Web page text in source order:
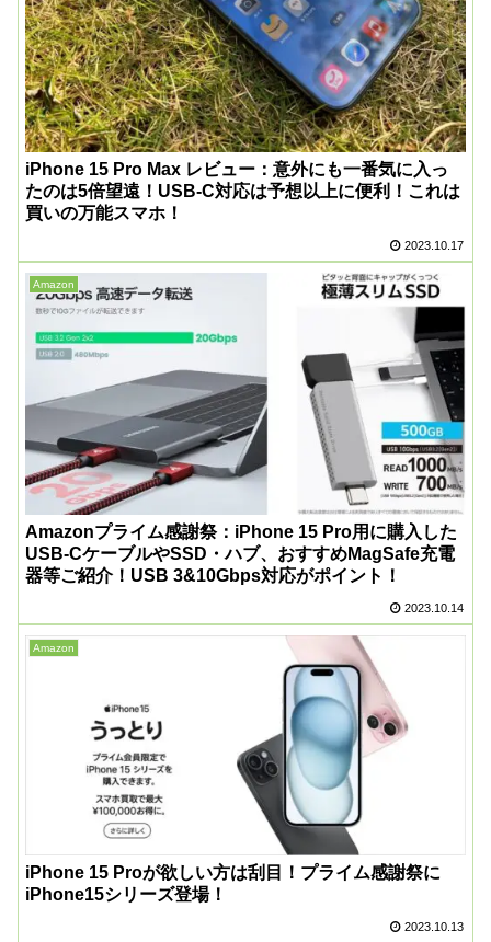
iPhone 15 Pro Max レビュー：意外にも一番気に入っ
たのは5倍望遠！USB-C対応は予想以上に便利！これは
買いの万能スマホ！
2023.10.17
Amazon
Amazonプライム感謝祭：iPhone 15 Pro用に購入した
USB-CケーブルやSSD・ハブ、おすすめMagSafe充電
器等ご紹介！USB 3&10Gbps対応がポイント！
2023.10.14
Amazon
iPhone 15 Proが欲しい方は刮目！プライム感謝祭に
iPhone15シリーズ登場！
2023.10.13